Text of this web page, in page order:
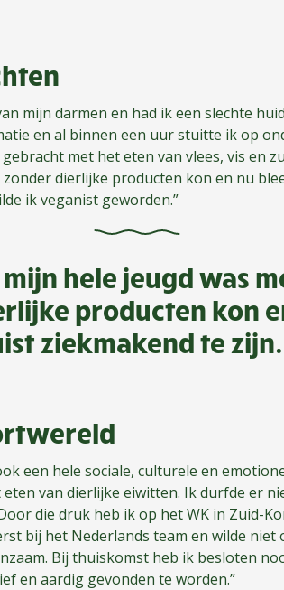
mijn darmen en had ik een slechte
en al binnen een uur stuitte ik op
met het eten van vlees, vis en
dierlijke producten kon en nu
ik veganist geworden.”
hele jeugd was
producten kon
ziekmakend te
een hele sociale, culturele en
van dierlijke eiwitten. Ik durfde er
die druk heb ik op het WK in Zuid-
bij het Nederlands team en wilde
Bij thuiskomst heb ik besloten
en aardig gevonden te worden.”